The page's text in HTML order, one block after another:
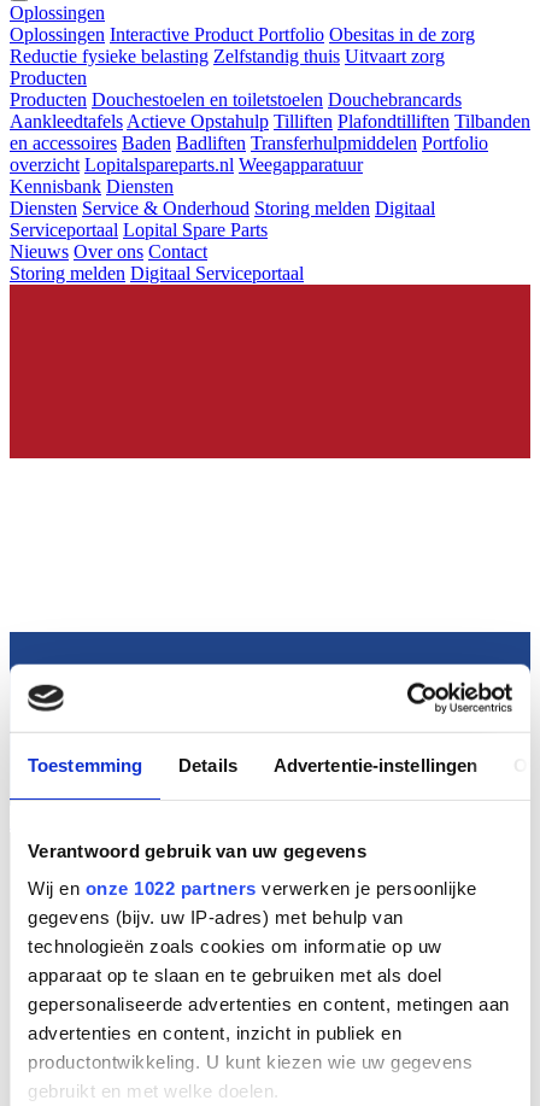
Toestemming Details Advertentie-instellingen
Verantwoord gebruik van uw gegevens
Wij en onze 1022 partners verwerken je persoonlijke
gegevens (bijv. uw IP-adres) met behulp van
technologieën zoals cookies om informatie op uw
apparaat op te slaan en te gebruiken met als doel
gepersonaliseerde advertenties en content, metingen aan
advertenties en content, inzicht in publiek en
productontwikkeling. U kunt kiezen wie uw gegevens
gebruikt en met welke doelen.
Oplossingen
Oplossingen Interactive Product Portfolio Obesitas in de zorg
Reductie fysieke belasting Zelfstandig thuis Uitvaart zorg
Producten
Producten Douchestoelen en toiletstoelen Douchebrancards
Aankleedtafels Actieve Opstahulp Tilliften Plafondtilliften Tilbanden
en accessoires Baden Badliften Transferhulpmiddelen Portfolio
overzicht Lopitalspareparts.nl Weegapparatuur
Kennisbank Diensten
Diensten Service & Onderhoud Storing melden Digitaal
Serviceportaal Lopital Spare Parts
Nieuws Over ons Contact
Storing melden Digitaal Serviceportaal